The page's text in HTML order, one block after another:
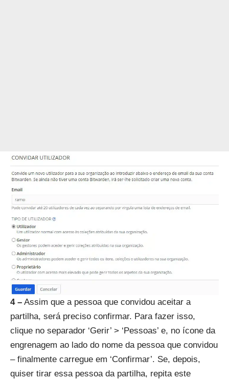
4 – Assim que a pessoa que convidou aceitar a
partilha, será preciso confirmar. Para fazer isso,
clique no separador ‘Gerir’ > ‘Pessoas’ e, no ícone da
engrenagem ao lado do nome da pessoa que convidou
– finalmente carregue em ‘Confirmar’. Se, depois,
quiser tirar essa pessoa da partilha, repita este